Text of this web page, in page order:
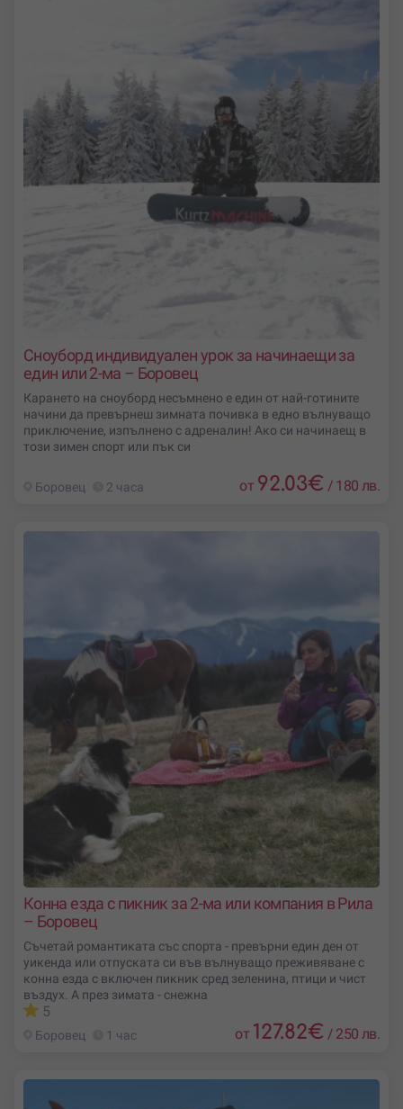
Сноуборд индивидуален урок за начинаещи за
един или 2-ма – Боровец
Карането на сноуборд несъмнено е един от най-готините
начини да превърнеш зимната почивка в едно вълнуващо
приключение, изпълнено с адреналин! Ако си начинаещ в
този зимен спорт или пък си
Боровец 2 часа от 92.03€ / 180 лв.
Конна езда с пикник за 2-ма или компания в Рила
– Боровец
Съчетай романтиката със спорта - превърни един ден от
уикенда или отпуската си във вълнуващо преживяване с
конна езда с включен пикник сред зеленина, птици и чист
въздух. А през зимата - снежна
5
Боровец 1 час от 127.82€ / 250 лв.